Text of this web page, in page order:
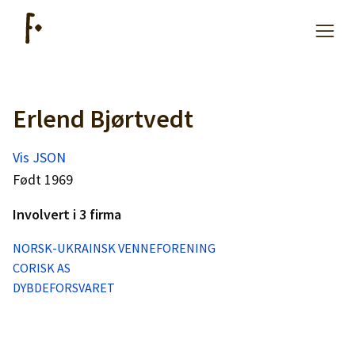
Artikler
Hjelp
Kjøpe lister
Priser
Erlend Bjørtvedt
Vis JSON
Født 1969
Involvert i 3 firma
NORSK-UKRAINSK VENNEFORENING
CORISK AS
DYBDEFORSVARET